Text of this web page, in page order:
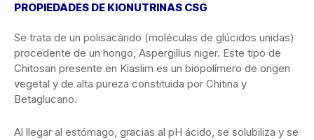
PROPIEDADES DE KIONUTRINAS CSG
Se trata de un polisacárido (moléculas de glúcidos unidas)
procedente de un hongo, Aspergillus niger. Este tipo de
Chitosan presente en Kiaslim es un biopolímero de origen
vegetal y de alta pureza constituida por Chitina y
Betaglucano.
Al llegar al estómago, gracias al pH ácido, se solubiliza y se